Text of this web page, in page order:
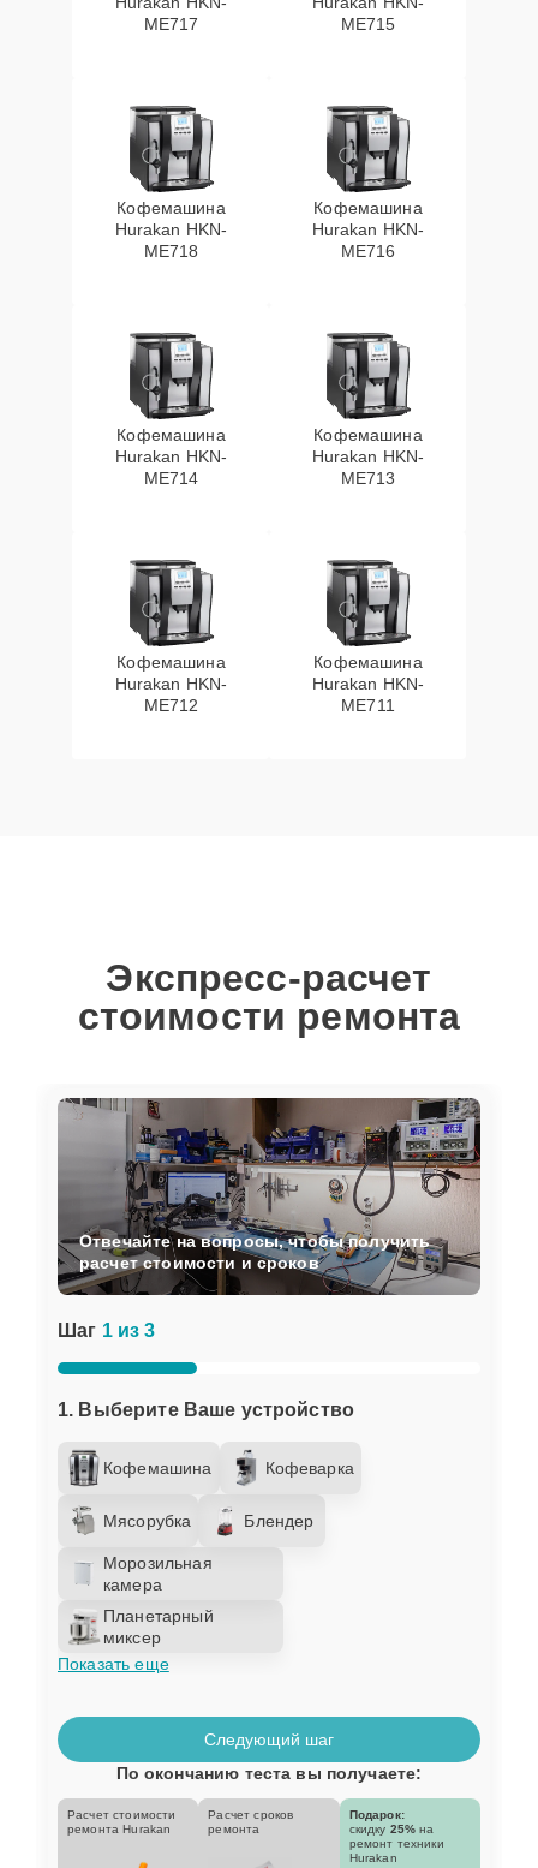
ME717
ME715
Кофемашина
Hurakan HKN-
ME718
Кофемашина
Hurakan HKN-
ME716
Кофемашина
Hurakan HKN-
ME714
Кофемашина
Hurakan HKN-
ME713
Кофемашина
Hurakan HKN-
ME712
Кофемашина
Hurakan HKN-
ME711
Экспресс-расчет
стоимости ремонта
Шаг 1 из 3
1. Выберите Ваше устройство
Кофемашина Кофеварка
Мясорубка Блендер
Морозильная
камера
Планетарный
миксер
Показать еще
Отвечайте на вопросы, чтобы получить
расчет стоимости и сроков
Следующий шаг
По окончанию теста вы получаете:
Расчет стоимости
ремонта Hurakan
Расчет сроков
ремонта
Подарок:
скидку 25% на
ремонт техники
Hurakan